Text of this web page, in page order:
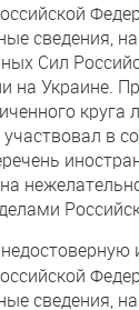
сведения,
Сил
на Украине.
в
сведения,